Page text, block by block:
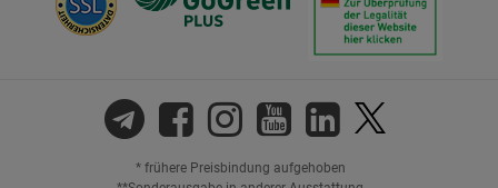
* frühere Preisbindung aufgehoben